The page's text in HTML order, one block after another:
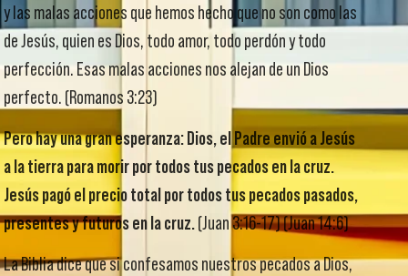
y las malas acciones que hemos hecho que no son como las
de Jesús, quien es Dios, todo amor, todo perdón y todo
perfección. Esas malas acciones nos alejan de un Dios
perfecto. (Romanos 3:23)
Pero hay una gran esperanza: Dios, el Padre envió a Jesús
a la tierra para morir por todos tus pecados en la cruz.
Jesús pagó el precio total por todos tus pecados pasados,
presentes y futuros en la cruz.(Juan 3:16-17) (Juan 14:6)
La Biblia dice que si confesamos nuestros pecados a Dios,